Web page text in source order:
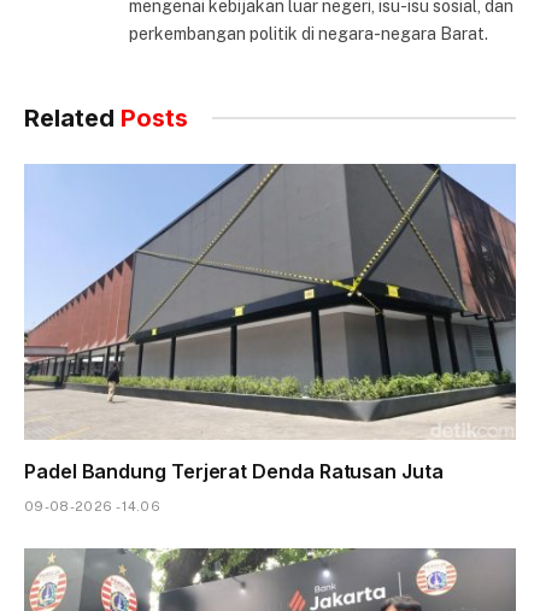
mengenai kebijakan luar negeri, isu-isu sosial, dan
perkembangan politik di negara-negara Barat.
Related Posts
Padel Bandung Terjerat Denda Ratusan Juta
09-08-2026 - 14.06